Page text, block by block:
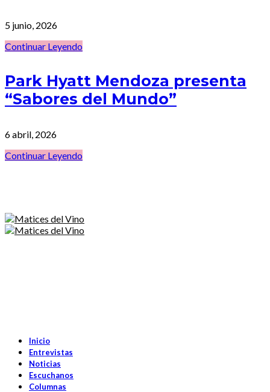
5 junio, 2026
Continuar Leyendo
Park Hyatt Mendoza presenta
“Sabores del Mundo”
6 abril, 2026
Continuar Leyendo
Inicio
Entrevistas
Noticias
Escuchanos
Columnas